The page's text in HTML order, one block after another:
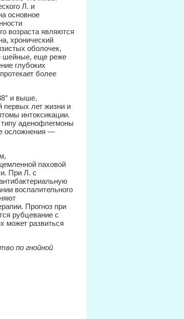
Л. и
основное
возраста являются
хронический
оболочек,
шейные, еще реже
глубоких
более
и выше,
первых лет жизни и
интоксикации.
аденофлегмоны
осложнения —
паховой
При Л. с
воспалительного
Прогноз при
рубцевание с
может развиться
по гнойной